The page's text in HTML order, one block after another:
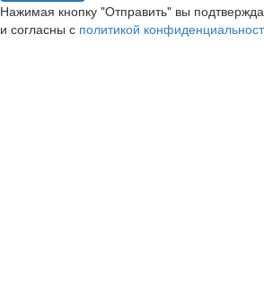
Нажимая кнопку "Отправить" вы
и согласны с политикой